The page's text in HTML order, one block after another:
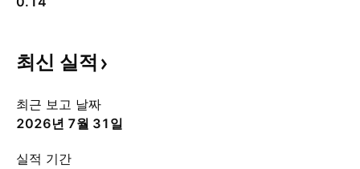
최신 실적
최근 보고 날짜
2026년 7월 31일
실적 기간